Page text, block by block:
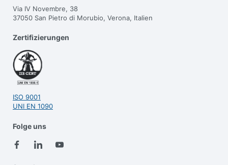
Via IV Novembre, 38
37050 San Pietro di Morubio, Verona, Italien
Zertifizierungen
ISO 9001
UNI EN 1090
Folge uns